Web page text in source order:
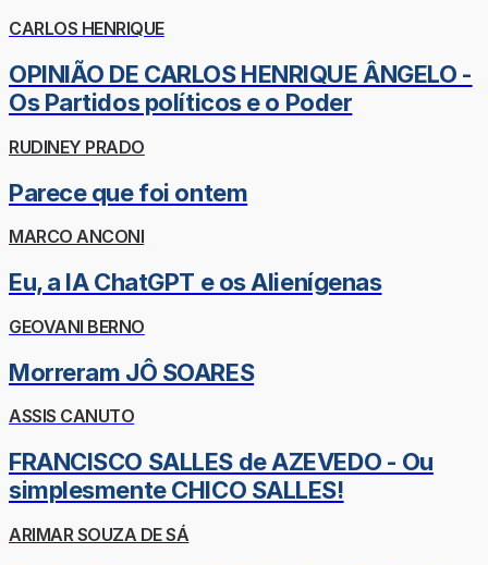
CARLOS HENRIQUE
OPINIÃO DE CARLOS HENRIQUE ÂNGELO -
Os Partidos políticos e o Poder
RUDINEY PRADO
Parece que foi ontem
MARCO ANCONI
Eu, a IA ChatGPT e os Alienígenas
GEOVANI BERNO
Morreram JÔ SOARES
ASSIS CANUTO
FRANCISCO SALLES de AZEVEDO - Ou
simplesmente CHICO SALLES!
ARIMAR SOUZA DE SÁ